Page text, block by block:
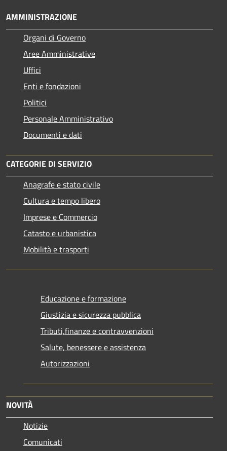
AMMINISTRAZIONE
Organi di Governo
Aree Amministrative
Uffici
Enti e fondazioni
Politici
Personale Amministrativo
Documenti e dati
CATEGORIE DI SERVIZIO
Anagrafe e stato civile
Cultura e tempo libero
Imprese e Commercio
Catasto e urbanistica
Mobilità e trasporti
Educazione e formazione
Giustizia e sicurezza pubblica
Tributi,finanze e contravvenzioni
Salute, benessere e assistenza
Autorizzazioni
NOVITÀ
Notizie
Comunicati